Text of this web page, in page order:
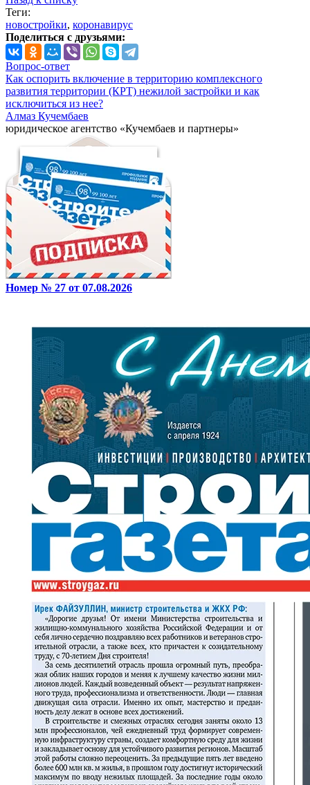
Теги:
новостройки, коронавирус
Поделиться с друзьями:
Вопрос-ответ
Как оспорить включение в территорию комплексного
развития территории (КРТ) нежилой застройки и как
исключиться из нее?
Алмаз Кучембаев
юридическое агентство «Кучембаев и партнеры»
Номер № 27 от 07.08.2026